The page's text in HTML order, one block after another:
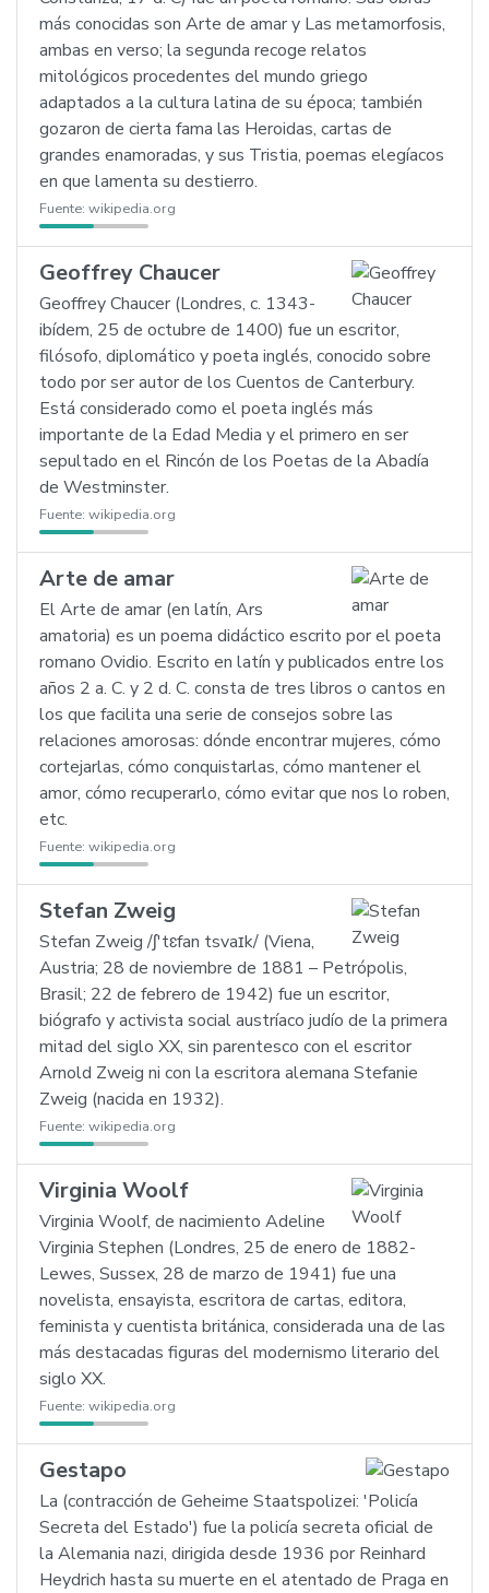
más conocidas son Arte de amar y Las metamorfosis,
ambas en verso; la segunda recoge relatos
mitológicos procedentes del mundo griego
adaptados a la cultura latina de su época; también
gozaron de cierta fama las Heroidas, cartas de
grandes enamoradas, y sus Tristia, poemas elegíacos
en que lamenta su destierro.
Fuente: wikipedia.org
Geoffrey Chaucer
Geoffrey Chaucer (Londres, c. 1343-
ibídem, 25 de octubre de 1400) fue un escritor,
filósofo, diplomático y poeta inglés, conocido sobre
todo por ser autor de los Cuentos de Canterbury.
Está considerado como el poeta inglés más
importante de la Edad Media y el primero en ser
sepultado en el Rincón de los Poetas de la Abadía
de Westminster.
Fuente: wikipedia.org
Arte de amar
El Arte de amar (en latín, Ars
amatoria) es un poema didáctico escrito por el poeta
romano Ovidio. Escrito en latín y publicados entre los
años 2 a. C. y 2 d. C. consta de tres libros o cantos en
los que facilita una serie de consejos sobre las
relaciones amorosas: dónde encontrar mujeres, cómo
cortejarlas, cómo conquistarlas, cómo mantener el
amor, cómo recuperarlo, cómo evitar que nos lo roben,
etc.
Fuente: wikipedia.org
Stefan Zweig
Stefan Zweig /ʃ'tɛfan tsvaɪk/ (Viena,
Austria; 28 de noviembre de 1881 – Petrópolis,
Brasil; 22 de febrero de 1942) fue un escritor,
biógrafo y activista social austríaco judío de la primera
mitad del siglo XX, sin parentesco con el escritor
Arnold Zweig ni con la escritora alemana Stefanie
Zweig (nacida en 1932).
Fuente: wikipedia.org
Virginia Woolf
Virginia Woolf, de nacimiento Adeline
Virginia Stephen (Londres, 25 de enero de 1882-
Lewes, Sussex, 28 de marzo de 1941) fue una
novelista, ensayista, escritora de cartas, editora,
feminista y cuentista británica, considerada una de las
más destacadas figuras del modernismo literario del
siglo XX.
Fuente: wikipedia.org
Gestapo
La (contracción de Geheime Staatspolizei: 'Policía
Secreta del Estado') fue la policía secreta oficial de
la Alemania nazi, dirigida desde 1936 por Reinhard
Heydrich hasta su muerte en el atentado de Praga en